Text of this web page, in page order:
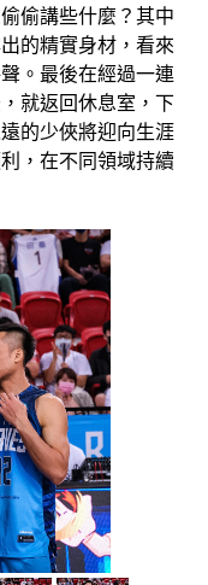
偷講些什麼？其中
的精實身材，看來
。最後在經過一連
就返回休息室，下
的少俠將迎向生涯
，在不同領域持續